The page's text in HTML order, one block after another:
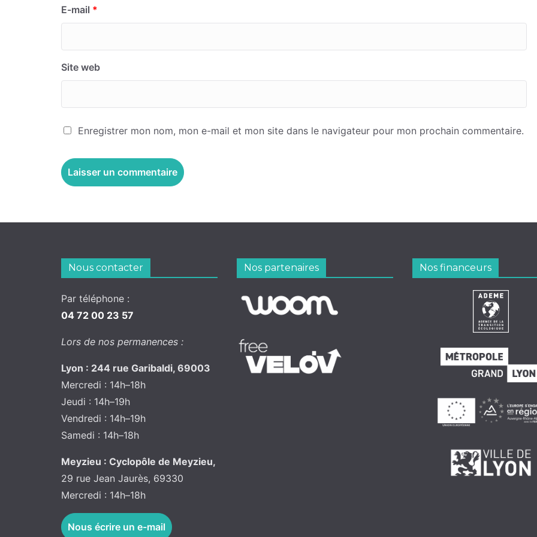
E-mail *
Site web
Enregistrer mon nom, mon e-mail et mon site dans le navigateur pour mon prochain commentaire.
Nous contacter
Par téléphone :
04 72 00 23 57
Lors de nos permanences :
Lyon : 244 rue Garibaldi, 69003
Mercredi : 14h–18h
Jeudi : 14h–19h
Vendredi : 14h–19h
Samedi : 14h–18h
Meyzieu : Cyclopôle de Meyzieu,
29 rue Jean Jaurès, 69330
Mercredi : 14h–18h
Nous écrire un e-mail
Nos partenaires Nos financeurs